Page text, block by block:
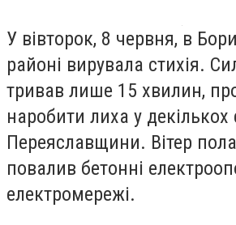
У вівторок, 8 червня, в
районі вирувала стихія.
тривав лише 15 хвилин,
наробити лиха у декількох
Переяславщини. Вітер
повалив бетонні
електромережі.